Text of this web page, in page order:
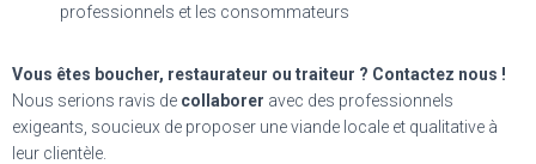
professionnels et les consommateurs
Vous êtes boucher, restaurateur ou traiteur ? Contactez nous !
Nous serions ravis de collaborer avec des professionnels
exigeants, soucieux de proposer une viande locale et qualitative à
leur clientèle.